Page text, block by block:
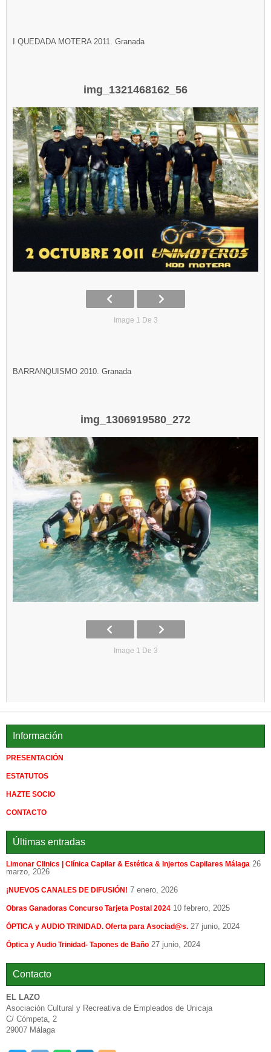
I QUEDADA MOTERA 2011. Granada
img_1321468162_56
Image 1 De 3
BARRANQUISMO 2010. Granada
img_1306919580_272
Image 1 De 3
Información
PRESENTACIÓN
ESTATUTOS
HAZTE SOCIO
CONTACTO
Últimas entradas
Limonar Clinics | Clínica Capilar & Estética & Injertos Capilares Málaga 26
marzo, 2026
¡NUEVOS CANALES DE DIFUSIÓN! 7 enero, 2026
Obras Ganadoras Concurso Tarjeta Postal 2024 10 febrero, 2025
ÓPTICA y AUDIO TRINIDAD. Oferta para Asociad@s. 27 junio, 2024
Óptica y Audio Trinidad- Tapones de Baño 27 junio, 2024
Contacto
EL LAZO
Asociación Cultural y Recreativa de Empleados de Unicaja
C/ Cómpeta, 2
29007 Málaga